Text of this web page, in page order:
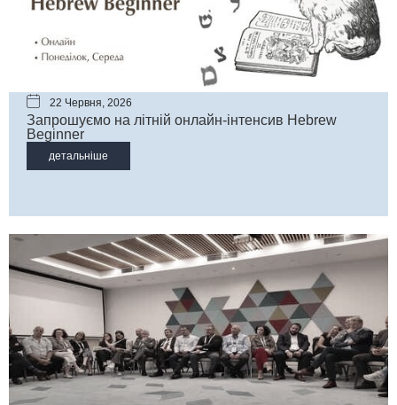
22 Червня, 2026
Запрошуємо на літній онлайн-інтенсив Hebrew
Beginner
детальніше